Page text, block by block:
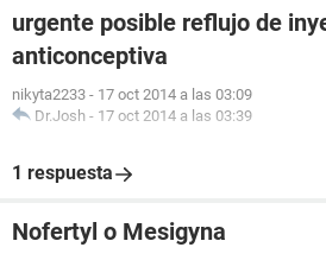
urgente posible reflujo de
anticonceptiva
nikyta2233 - 17 oct 2014 a las 03:09
Dr.Josh - 17 oct 2014 a las 03:39
1 respuesta
Nofertyl o Mesigyna